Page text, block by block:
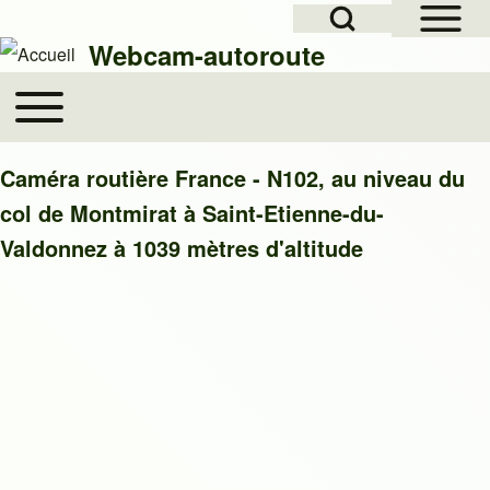
Close search
Rechercher
Webcam-autoroute
Main navigation
Toggle main menu
Caméra routière France - N102, au niveau du
col de Montmirat à Saint-Etienne-du-
Valdonnez à 1039 mètres d'altitude